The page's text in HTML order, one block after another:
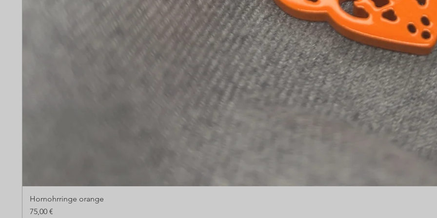
Hornohrringe orange
Preis
75,00 €